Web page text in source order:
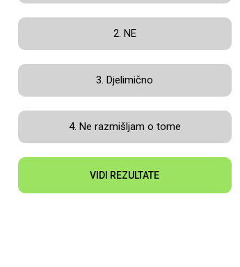
2. NE
3. Djelimično
4. Ne razmišljam o tome
VIDI REZULTATE